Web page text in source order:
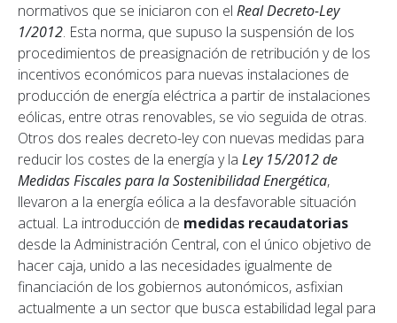
normativos que se iniciaron con el Real Decreto-Ley
1/2012. Esta norma, que supuso la suspensión de los
procedimientos de preasignación de retribución y de los
incentivos económicos para nuevas instalaciones de
producción de energía eléctrica a partir de instalaciones
eólicas, entre otras renovables, se vio seguida de otras.
Otros dos reales decreto-ley con nuevas medidas para
reducir los costes de la energía y la Ley 15/2012 de
Medidas Fiscales para la Sostenibilidad Energética,
llevaron a la energía eólica a la desfavorable situación
actual. La introducción de medidas recaudatorias
desde la Administración Central, con el único objetivo de
hacer caja, unido a las necesidades igualmente de
financiación de los gobiernos autonómicos, asfixian
actualmente a un sector que busca estabilidad legal para